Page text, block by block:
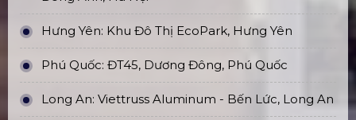
Hưng Yên: Khu Đô Thị EcoPark, Hưng Yên
Phú Quốc: ĐT45, Dương Đông, Phú Quốc
Long An: Viettruss Aluminum - Bến Lức, Long An